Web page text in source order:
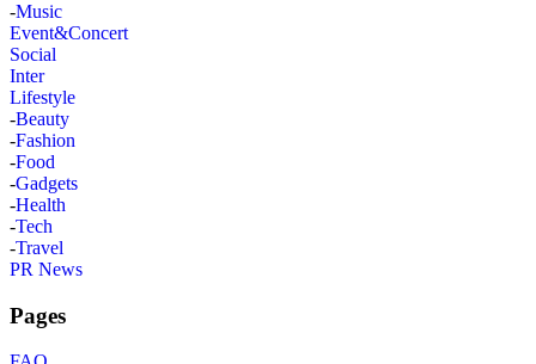
-Music
Event&Concert
Social
Inter
Lifestyle
-Beauty
-Fashion
-Food
-Gadgets
-Health
-Tech
-Travel
PR News
Pages